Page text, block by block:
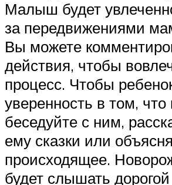
Малыш будет
за передвижениями
Вы можете
действия, чтобы
процесс. Чтобы
уверенность в том,
беседуйте с ним,
ему сказки или
происходящее.
будет слышать